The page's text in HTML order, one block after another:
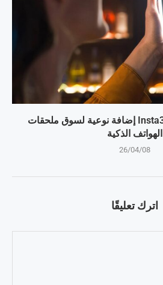
شاشة Snap من Insta360 إضافة نوعية لسوق ملحقات
الهواتف الذكية
26/04/08
اترك تعليقًا